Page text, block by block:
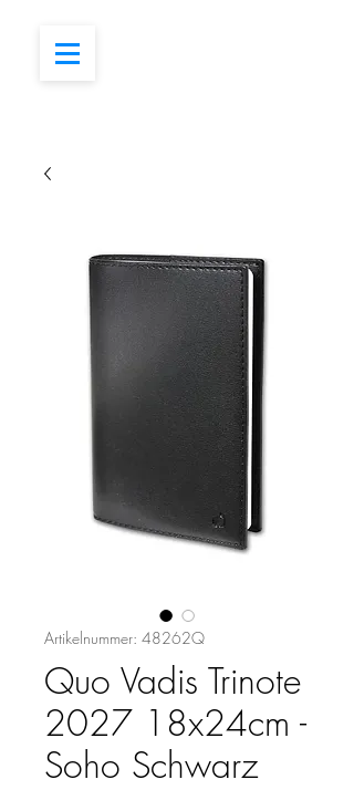
Artikelnummer: 48262Q
Quo Vadis Trinote
2027 18x24cm -
Soho Schwarz